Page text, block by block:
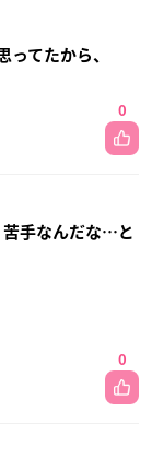
ってたから、
0
苦手なんだな…と
0